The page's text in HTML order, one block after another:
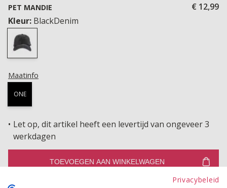
PET MANDIE
€ 12,99
Kleur: BlackDenim
Maatinfo
ONE
Let op, dit artikel heeft een levertijd van ongeveer 3
werkdagen
TOEVOEGEN AAN WINKELWAGEN
Privacybeleid